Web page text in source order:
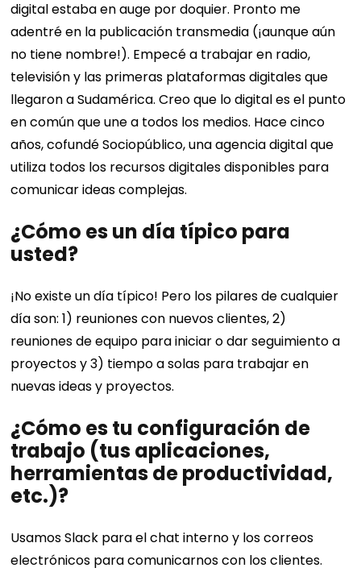
digital estaba en auge por doquier. Pronto me
adentré en la publicación transmedia (¡aunque aún
no tiene nombre!). Empecé a trabajar en radio,
televisión y las primeras plataformas digitales que
llegaron a Sudamérica. Creo que lo digital es el punto
en común que une a todos los medios. Hace cinco
años, cofundéSociopúblico, una agencia digital que
utiliza todos los recursos digitales disponibles para
comunicar ideas complejas.
¿Cómo es un día típico para
usted?
¡No existe un día típico! Pero los pilares de cualquier
día son: 1) reuniones con nuevos clientes, 2)
reuniones de equipo para iniciar o dar seguimiento a
proyectos y 3) tiempo a solas para trabajar en
nuevas ideas y proyectos.
¿Cómo es tu configuración de
trabajo (tus aplicaciones,
herramientas de productividad,
etc.)?
Usamos Slack para el chat interno y los correos
electrónicos para comunicarnos con los clientes.